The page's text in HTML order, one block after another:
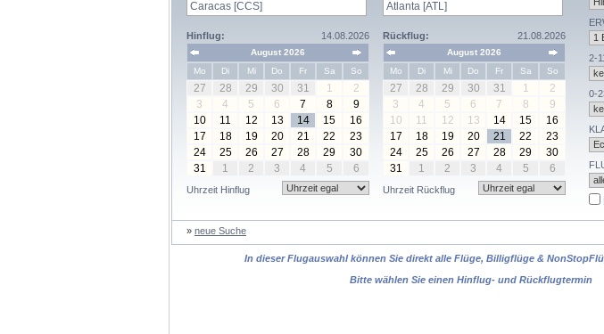
Hinflug: 14.08.2026
August 2026
Mo
Di Mi Do Fr Sa So
27 28 29 30 31 1
2
3
4 5 6 7 8
9
10
11 12 13 14 15
16
17
18 19 20 21 22
23
24
25 26 27 28 29
30
31
1 2 3 4 5 6
Uhrzeit Hinflug
Rückflug: 21.08.2026
August 2026
Mo
Di Mi Do Fr Sa So
27 28 29 30 31 1
2
3
4 5 6 7 8
9
10
11 12 13 14 15
16
17
18 19 20 21 22
23
24
25 26 27 28 29
30
31
1 2 3 4 5 6
Uhrzeit Rückflug
2-
0-
» neue Suche
In dieser Flugauswahl können Sie direkt alle Flüge, Billigflüge &
Bitte wählen Sie einen Hinflug- und Rückflugtermin